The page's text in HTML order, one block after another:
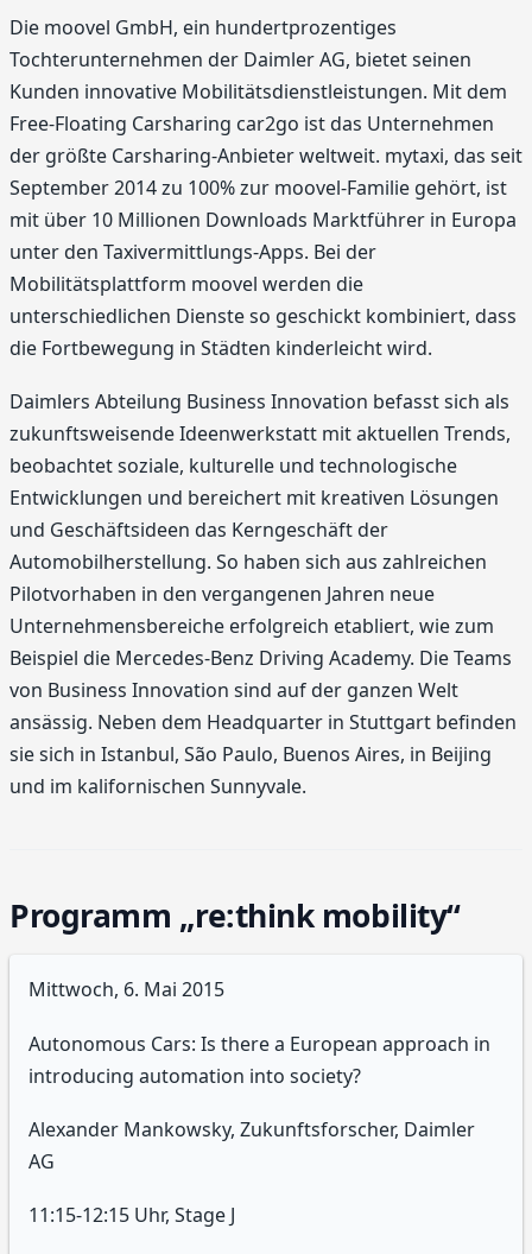
Die moovel GmbH, ein hundertprozentiges
Tochterunternehmen der Daimler AG, bietet seinen
Kunden innovative Mobilitätsdienstleistungen. Mit dem
Free-Floating Carsharing car2go ist das Unternehmen
der größte Carsharing-Anbieter weltweit. mytaxi, das seit
September 2014 zu 100% zur moovel-Familie gehört, ist
mit über 10 Millionen Downloads Marktführer in Europa
unter den Taxivermittlungs-Apps. Bei der
Mobilitätsplattform moovel werden die
unterschiedlichen Dienste so geschickt kombiniert, dass
die Fortbewegung in Städten kinderleicht wird.
Daimlers Abteilung Business Innovation befasst sich als
zukunftsweisende Ideenwerkstatt mit aktuellen Trends,
beobachtet soziale, kulturelle und technologische
Entwicklungen und bereichert mit kreativen Lösungen
und Geschäftsideen das Kerngeschäft der
Automobilherstellung. So haben sich aus zahlreichen
Pilotvorhaben in den vergangenen Jahren neue
Unternehmensbereiche erfolgreich etabliert, wie zum
Beispiel die Mercedes-Benz Driving Academy. Die Teams
von Business Innovation sind auf der ganzen Welt
ansässig. Neben dem Headquarter in Stuttgart befinden
sie sich in Istanbul, São Paulo, Buenos Aires, in Beijing
und im kalifornischen Sunnyvale.
Programm „re:think mobility“
Mittwoch, 6. Mai 2015
Autonomous Cars: Is there a European approach in
introducing automation into society?
Alexander Mankowsky, Zukunftsforscher, Daimler
AG
11:15-12:15 Uhr, Stage J